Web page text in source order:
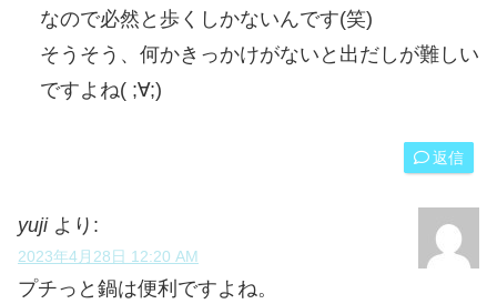
なので必然と歩くしかないんです(笑)
そうそう、何かきっかけがないと出だしが難しい
ですよね( ;∀;)
返信
yuji より:
2023年4月28日 12:20 AM
プチっと鍋は便利ですよね。